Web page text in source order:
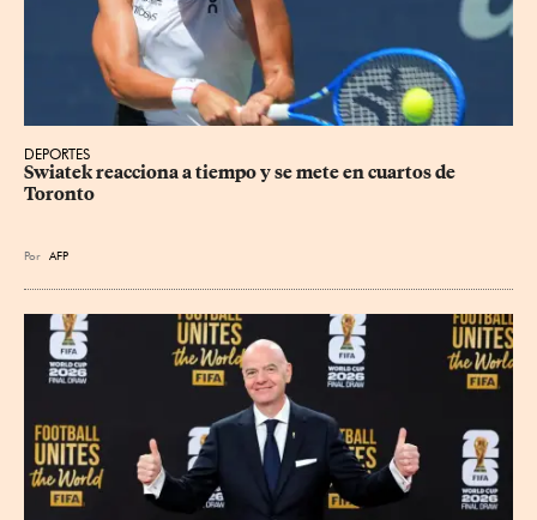
DEPORTES
Swiatek reacciona a tiempo y se mete en cuartos de
Toronto
Por AFP